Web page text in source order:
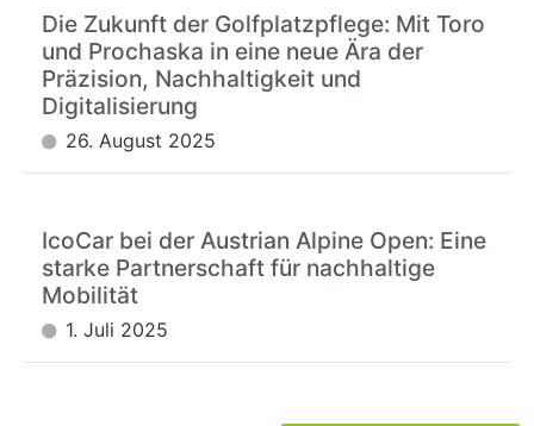
Die Zukunft der Golfplatzpflege: Mit Toro
und Prochaska in eine neue Ära der
Präzision, Nachhaltigkeit und
Digitalisierung
26. August 2025
IcoCar bei der Austrian Alpine Open: Eine
starke Partnerschaft für nachhaltige
Mobilität
1. Juli 2025